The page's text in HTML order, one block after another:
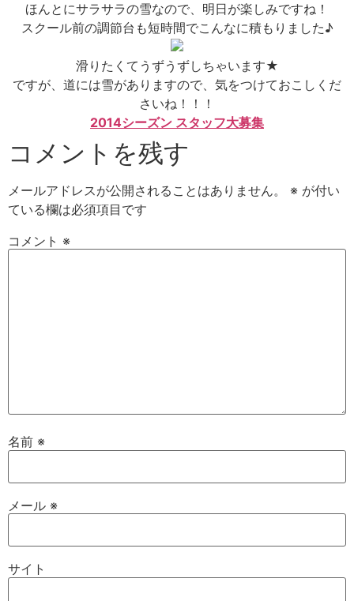
ほんとにサラサラの雪なので、明日が楽しみですね！
スクール前の調節台も短時間でこんなに積もりました♪
滑りたくてうずうずしちゃいます★
ですが、道には雪がありますので、気をつけておこしくだ
さいね！！！
2014シーズン スタッフ大募集
コメントを残す
メールアドレスが公開されることはありません。 ※ が付い
ている欄は必須項目です
コメント ※
名前 ※
メール ※
サイト